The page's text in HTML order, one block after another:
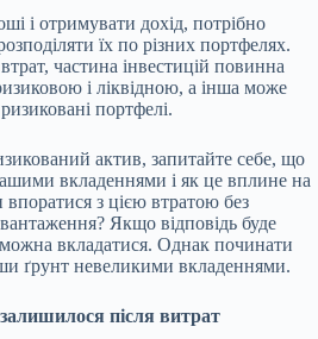
і отримувати дохід, потрібно
їх по різних портфелях.
частина інвестицій повинна
і ліквідною, а інша може
портфелі.
актив, запитайте себе, що
вкладеннями і як це вплине на
з цією втратою без
Якщо відповідь буде
вкладатися. Однак починати
ґрунт невеликими вкладеннями.
після витрат